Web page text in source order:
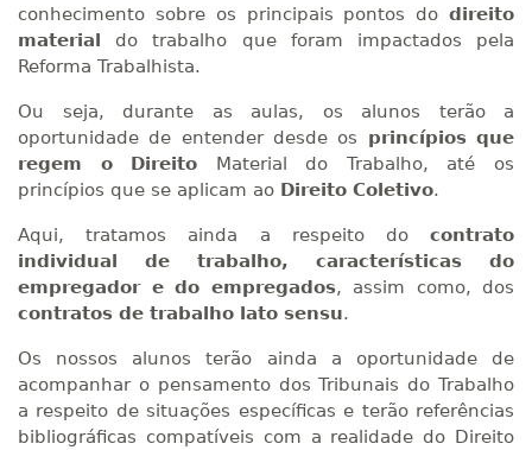
conhecimento sobre os principais pontos do direito
material do trabalho que foram impactados pela
Reforma Trabalhista.
Ou seja, durante as aulas, os alunos terão a
oportunidade de entender desde os princípios que
regem o Direito Material do Trabalho, até os
princípios que se aplicam ao Direito Coletivo.
Aqui, tratamos ainda a respeito do contrato
individual de trabalho, características do
empregador e do empregados, assim como, dos
contratos de trabalho lato sensu.
Os nossos alunos terão ainda a oportunidade de
acompanhar o pensamento dos Tribunais do Trabalho
a respeito de situações específicas e terão referências
bibliográficas compatíveis com a realidade do Direito